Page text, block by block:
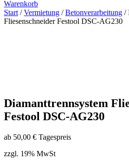
Warenkorb
Start /Vermietung /Betonverarbeitung /
Fliesenschneider Festool DSC-AG230
Diamanttrennsystem
Festool DSC-AG230
ab 50,00 € Tagespreis
zzgl. 19% MwSt